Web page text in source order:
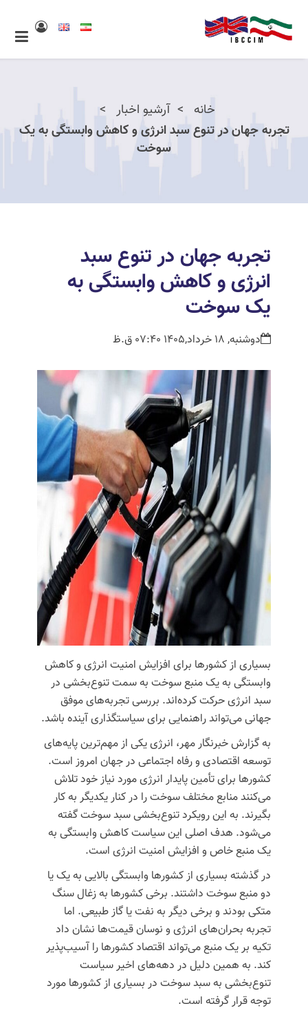
خانه
آرشیو اخبار
تجربه جهان در تنوع سبد انرژی و کاهش وابستگی به یک
سوخت
تجربه جهان در تنوع سبد
انرژی و کاهش وابستگی به
یک سوخت
دوشنبه, 18 خرداد,1405 07:40 ق.ظ
بسیاری از کشورها برای افزایش امنیت انرژی و کاهش
وابستگی به یک منبع سوخت به سمت تنوع‌بخشی در
سبد انرژی حرکت کرده‌اند. بررسی تجربه‌های موفق
جهانی می‌تواند راهنمایی برای سیاستگذاری آینده باشد.
به گزارش خبرنگار مهر، انرژی یکی از مهم‌ترین پایه‌های
توسعه اقتصادی و رفاه اجتماعی در جهان امروز است.
کشورها برای تأمین پایدار انرژی مورد نیاز خود تلاش
می‌کنند منابع مختلف سوخت را در کنار یکدیگر به کار
بگیرند. به این رویکرد تنوع‌بخشی سبد سوخت گفته
می‌شود. هدف اصلی این سیاست کاهش وابستگی به
یک منبع خاص و افزایش امنیت انرژی است.
در گذشته بسیاری از کشورها وابستگی بالایی به یک یا
دو منبع سوخت داشتند. برخی کشورها به زغال سنگ
متکی بودند و برخی دیگر به نفت یا گاز طبیعی. اما
تجربه بحران‌های انرژی و نوسان قیمت‌ها نشان داد
تکیه بر یک منبع می‌تواند اقتصاد کشورها را آسیب‌پذیر
کند. به همین دلیل در دهه‌های اخیر سیاست
تنوع‌بخشی به سبد سوخت در بسیاری از کشورها مورد
توجه قرار گرفته است.